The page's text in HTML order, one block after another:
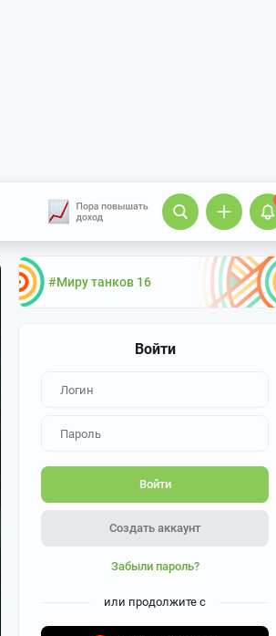
#Миру танков 16
Войти
Войти
Создать аккаунт
Забыли пароль?
или продолжите с